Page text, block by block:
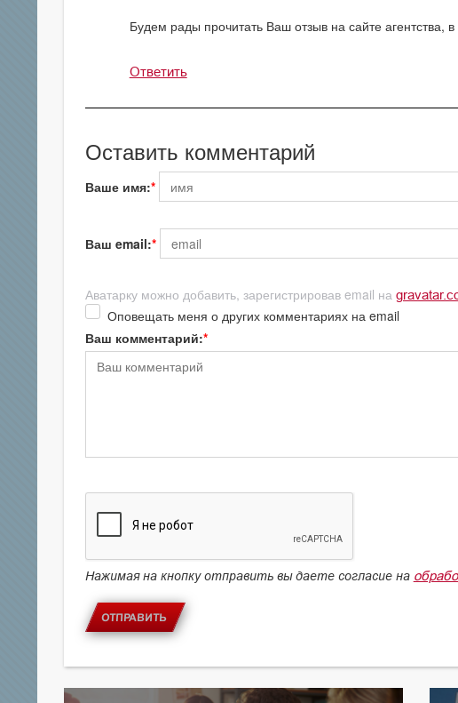
Будем рады прочитать Ваш отзыв на сайте агентства,
Ответить
Оставить комментарий
Ваше имя:
Ваш email:
Аватарку можно добавить, зарегистрировав email на
Оповещать меня о других комментариях на email
Ваш комментарий:
Нажимая на кнопку отправить вы даете согласие на
ОТПРАВИТЬ